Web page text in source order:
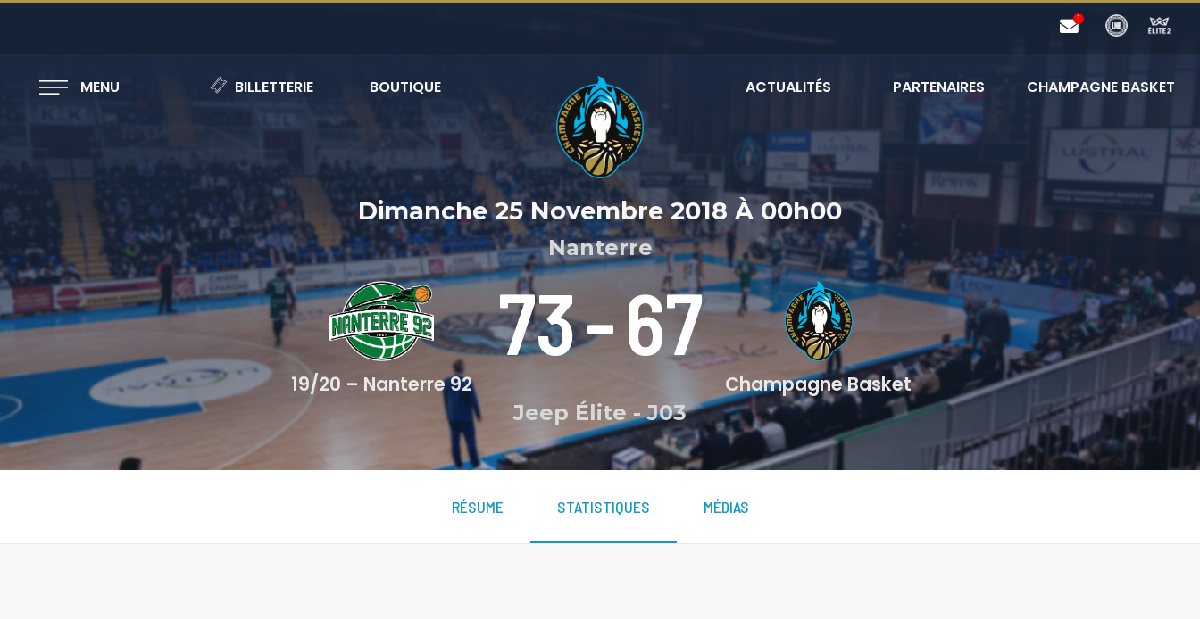
MENU BILLETTERIE BOUTIQUE ACTUALITÉS PARTENAIRES CHAMPAGNE BASKET
Dimanche 25 Novembre 2018 À 00h00
Nanterre
Champagne Basket
67
-
73
19/20 – Nanterre 92
Jeep Élite-J03
RÉSUME STATISTIQUES MÉDIAS